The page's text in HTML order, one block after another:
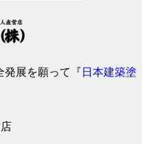
発展を願って『 日本建築塗